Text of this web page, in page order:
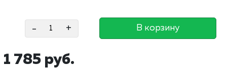
- + В корзину
1 785 руб.